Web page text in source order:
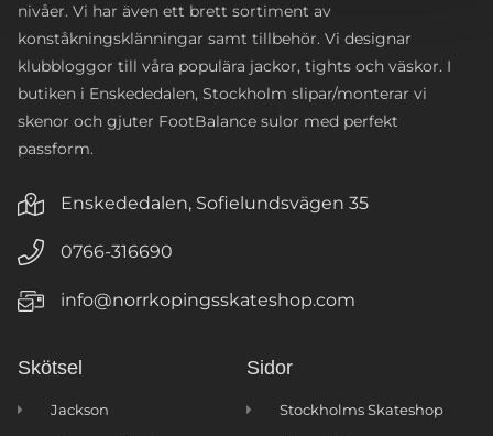
nivåer. Vi har även ett brett sortiment av
konståkningsklänningar samt tillbehör. Vi designar
klubbloggor till våra populära jackor, tights och väskor. I
butiken i Enskededalen, Stockholm slipar/monterar vi
skenor och gjuter FootBalance sulor med perfekt
passform.
Enskededalen, Sofielundsvägen 35
0766-316690
info@norrkopingsskateshop.com
Skötsel
Jackson
Sidor
Stockholms Skateshop